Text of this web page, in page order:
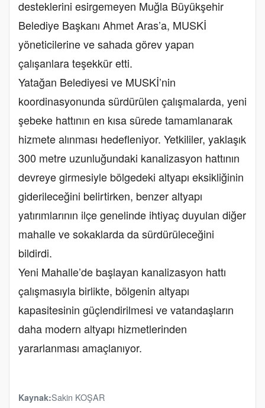
desteklerini esirgemeyen Muğla Büyükşehir
Belediye Başkanı Ahmet Aras’a, MUSKİ
yöneticilerine ve sahada görev yapan
çalışanlara teşekkür etti.
Yatağan Belediyesi ve MUSKİ’nin
koordinasyonunda sürdürülen çalışmalarda, yeni
şebeke hattının en kısa sürede tamamlanarak
hizmete alınması hedefleniyor. Yetkililer, yaklaşık
300 metre uzunluğundaki kanalizasyon hattının
devreye girmesiyle bölgedeki altyapı eksikliğinin
giderileceğini belirtirken, benzer altyapı
yatırımlarının ilçe genelinde ihtiyaç duyulan diğer
mahalle ve sokaklarda da sürdürüleceğini
bildirdi.
Yeni Mahalle’de başlayan kanalizasyon hattı
çalışmasıyla birlikte, bölgenin altyapı
kapasitesinin güçlendirilmesi ve vatandaşların
daha modern altyapı hizmetlerinden
yararlanması amaçlanıyor.
Kaynak:Sakin KOŞAR